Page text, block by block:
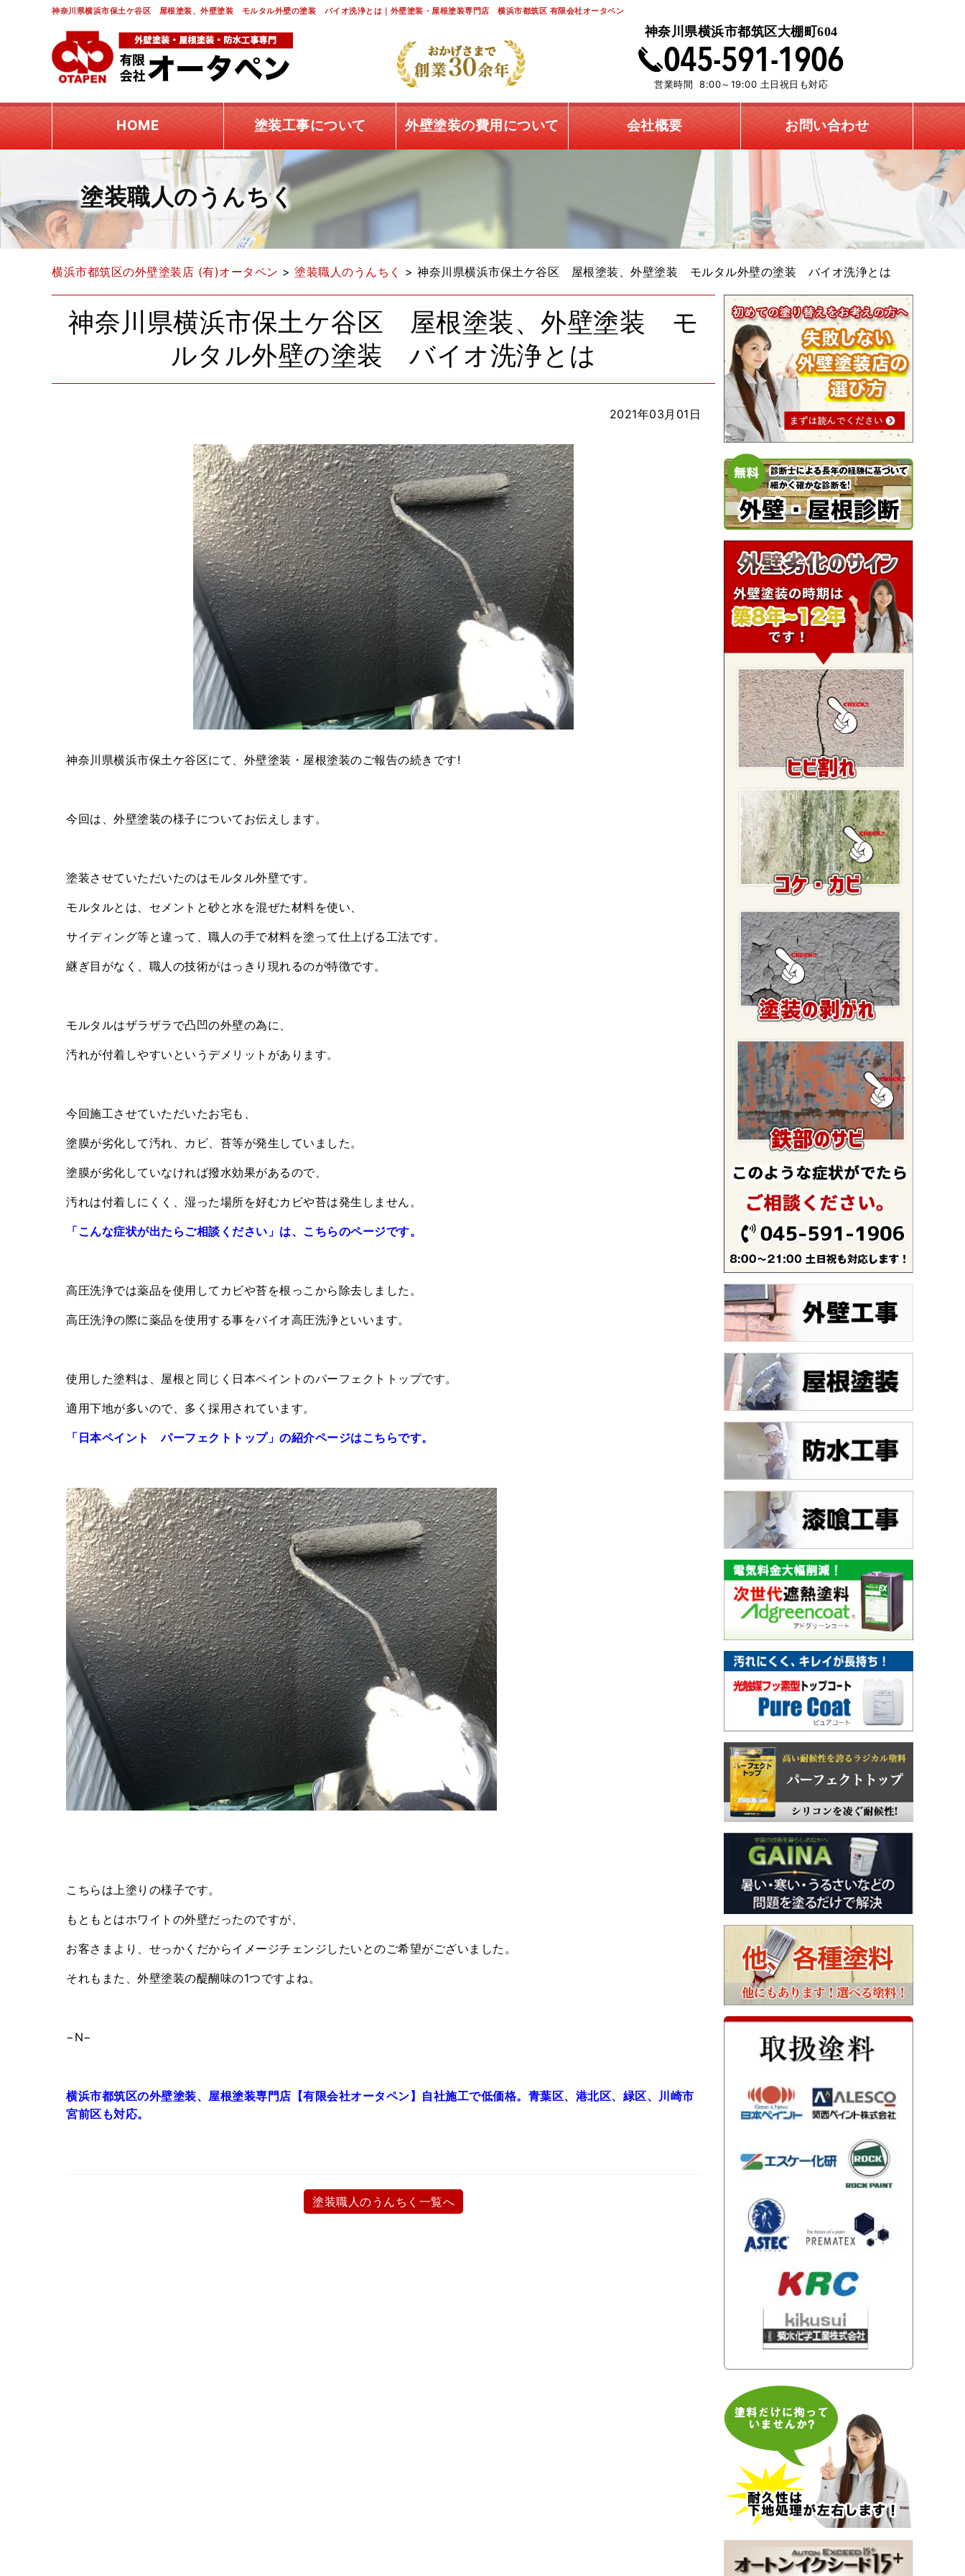
神奈川県横浜市保土ケ谷区 屋根塗装、外壁塗装 モルタル外壁の塗装 バイオ洗浄とは｜外壁塗装・屋根塗装専門店 横浜市都筑区 有限会社オータペン
神奈川県横浜市都筑区大棚町604
営業時間 8:00～19:00 土日祝日も対応
HOME 塗装工事について 外壁塗装の費用について 会社概要 お問い合わせ
塗装職人のうんちく
横浜市都筑区の外壁塗装店 (有)オータペン > 塗装職人のうんちく > 神奈川県横浜市保土ケ谷区 屋根塗装、外壁塗装 モルタル外壁の塗装 バイオ洗浄とは
神奈川県横浜市保土ケ谷区 屋根塗装、外壁塗装 モ
ルタル外壁の塗装 バイオ洗浄とは
2021年03月01日
神奈川県横浜市保土ケ谷区にて、外壁塗装・屋根塗装のご報告の続きです!
今回は、外壁塗装の様子についてお伝えします。
塗装させていただいたのはモルタル外壁です。
モルタルとは、セメントと砂と水を混ぜた材料を使い、
サイディング等と違って、職人の手で材料を塗って仕上げる工法です。
継ぎ目がなく、職人の技術がはっきり現れるのが特徴です。
モルタルはザラザラで凸凹の外壁の為に、
汚れが付着しやすいというデメリットがあります。
今回施工させていただいたお宅も、
塗膜が劣化して汚れ、カビ、苔等が発生していました。
塗膜が劣化していなければ撥水効果があるので、
汚れは付着しにくく、湿った場所を好むカビや苔は発生しません。
「こんな症状が出たらご相談ください」は、こちらのページです。
高圧洗浄では薬品を使用してカビや苔を根っこから除去しました。
高圧洗浄の際に薬品を使用する事をバイオ高圧洗浄といいます。
使用した塗料は、屋根と同じく日本ペイントのパーフェクトトップです。
適用下地が多いので、多く採用されています。
「日本ペイント パーフェクトトップ」の紹介ページはこちらです。
こちらは上塗りの様子です。
もともとはホワイトの外壁だったのですが、
お客さまより、せっかくだからイメージチェンジしたいとのご希望がございました。
それもまた、外壁塗装の醍醐味の1つですよね。
−N−
横浜市都筑区の外壁塗装、屋根塗装専門店【有限会社オータペン】自社施工で低価格。青葉区、港北区、緑区、川崎市
宮前区も対応。
塗装職人のうんちく一覧へ